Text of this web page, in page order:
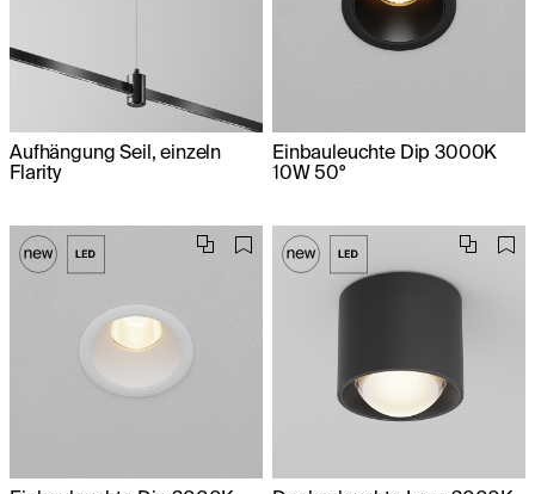
Aufhängung Seil, einzeln
Flarity
Einbauleuchte Dip 3000K
10W 50°